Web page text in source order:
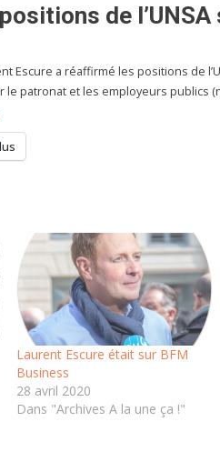
de
Escure a réaffirmé les positions de
patronat et les employeurs publics
Laurent Escure était sur BFM
Business
28 avril 2020
Dans "Archives A la une ça !"